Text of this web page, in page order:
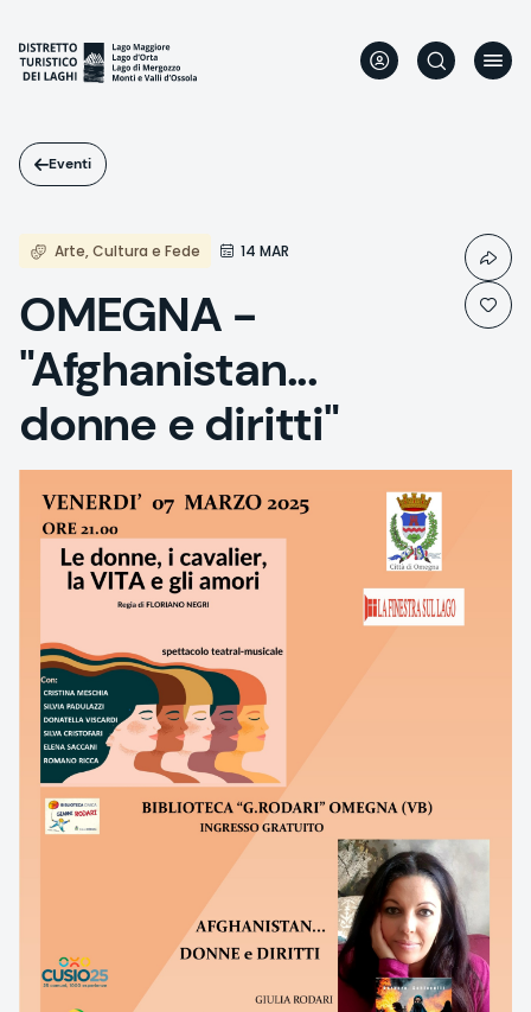
contenuto
principale
Eventi
Arte, Cultura e Fede 14 MAR
OMEGNA -
"Afghanistan...
donne e diritti"